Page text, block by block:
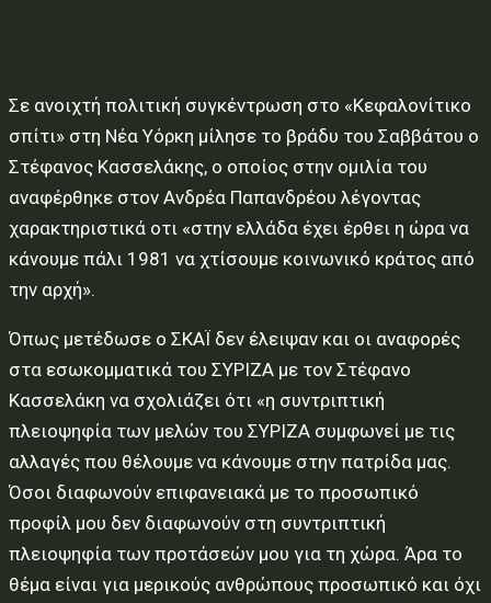
Σε ανοιχτή πολιτική συγκέντρωση στο «Κεφαλονίτικο
σπίτι» στη Νέα Υόρκη μίλησε το βράδυ του Σαββάτου ο
Στέφανος Κασσελάκης, ο οποίος στην ομιλία του
αναφέρθηκε στον Ανδρέα Παπανδρέου λέγοντας
χαρακτηριστικά οτι «στην ελλάδα έχει έρθει η ώρα να
κάνουμε πάλι 1981 να χτίσουμε κοινωνικό κράτος από
την αρχή».
Όπως μετέδωσε ο ΣΚΑΪ δεν έλειψαν και οι αναφορές
στα εσωκομματικά του ΣΥΡΙΖΑ με τον Στέφανο
Κασσελάκη να σχολιάζει ότι «η συντριπτική
πλειοψηφία των μελών του ΣΥΡΙΖΑ συμφωνεί με τις
αλλαγές που θέλουμε να κάνουμε στην πατρίδα μας.
Όσοι διαφωνούν επιφανειακά με το προσωπικό
προφίλ μου δεν διαφωνούν στη συντριπτική
πλειοψηφία των προτάσεών μου για τη χώρα. Άρα το
θέμα είναι για μερικούς ανθρώπους προσωπικό και όχι